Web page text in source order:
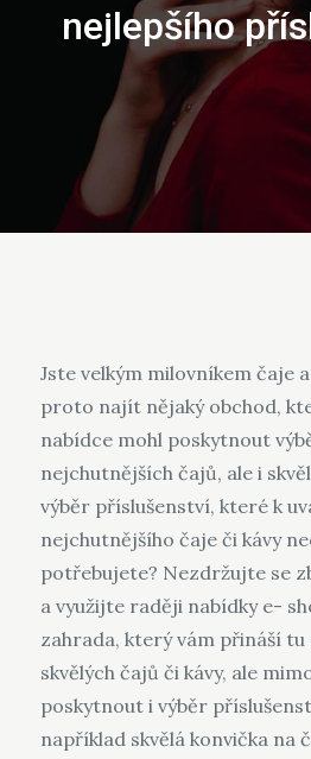
nejlepšího
Jste velkým milovníkem čaje
proto najít nějaký obchod,
nabídce mohl poskytnout
nejchutnějších čajů, ale i
výběr příslušenství, které k
nejchutnějšího čaje či kávy
potřebujete? Nezdržujte se
a využijte raději nabídky e-
zahrada, který vám přináší tu
skvělých čajů či kávy, ale
poskytnout i výběr
například skvělá konvička na